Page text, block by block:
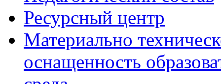
Ресурсный центр
Материально
оснащенность